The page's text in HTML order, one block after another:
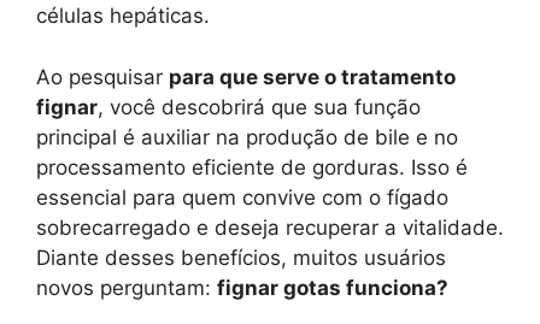
células hepáticas.
Ao pesquisar para que serve o tratamento
fignar, você descobrirá que sua função
principal é auxiliar na produção de bile e no
processamento eficiente de gorduras. Isso é
essencial para quem convive com o fígado
sobrecarregado e deseja recuperar a vitalidade.
Diante desses benefícios, muitos usuários
novos perguntam: fignar gotas funciona?